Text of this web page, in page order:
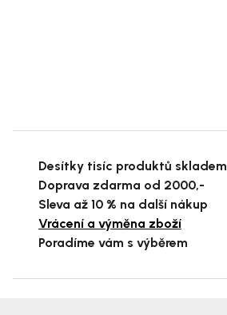
Desítky tisíc produktů skladem
Doprava zdarma od 2000,-
Sleva až 10 % na další nákup
Vrácení a výměna zboží
Poradíme vám s výběrem